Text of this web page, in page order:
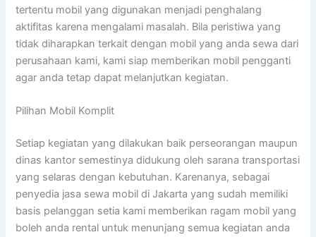
tertentu mobil yang digunakan menjadi penghalang
aktifitas karena mengalami masalah. Bila peristiwa yang
tidak diharapkan terkait dengan mobil yang anda sewa dari
perusahaan kami, kami siap memberikan mobil pengganti
agar anda tetap dapat melanjutkan kegiatan.
Pilihan Mobil Komplit
Setiap kegiatan yang dilakukan baik perseorangan maupun
dinas kantor semestinya didukung oleh sarana transportasi
yang selaras dengan kebutuhan. Karenanya, sebagai
penyedia jasa sewa mobil di Jakarta yang sudah memiliki
basis pelanggan setia kami memberikan ragam mobil yang
boleh anda rental untuk menunjang semua kegiatan anda